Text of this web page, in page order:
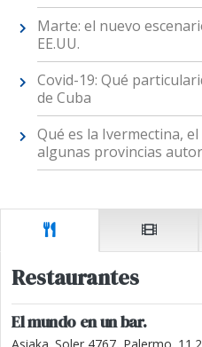
Marte: el nuevo
EE.UU.
Covid-19: Qué
de Cuba
Qué es la Ivermectina,
algunas provincias
Restaurantes
El mundo en un bar.
Asiaka. Soler 4767, Palermo.